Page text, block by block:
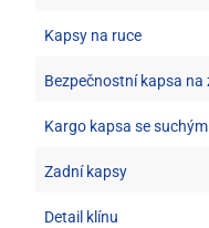
Kapsy na ruce
Bezpečnostní kapsa na
Kargo kapsa se
Zadní kapsy
Detail klínu